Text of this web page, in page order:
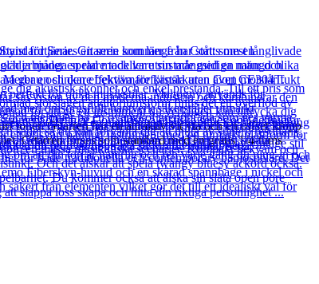
toner. Gitarren har en attraktiv vit yta och en offset kropp
Gitarren förses som standard med en gratis 1/4-tums